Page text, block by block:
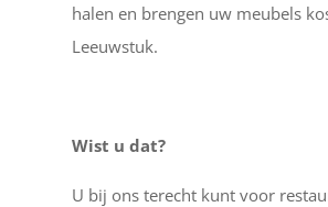
halen en brengen uw meubels
Leeuwstuk.
Wist u dat?
U bij ons terecht kunt voor